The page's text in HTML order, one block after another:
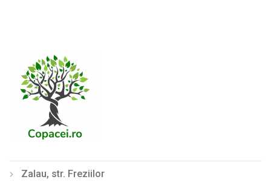
Zalau, str. Freziilor